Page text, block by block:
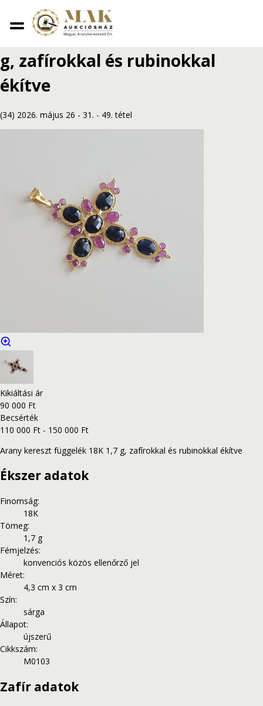
Arany kereszt függelék 18K 1,7
g, zafírokkal és rubinokkal
ékítve
(34) 2026. május 26 - 31. - 49. tétel
Kikiáltási ár
90 000 Ft
Becsérték
110 000 Ft - 150 000 Ft
Arany kereszt függelék 18K 1,7 g, zafírokkal és rubinokkal ékítve
Ékszer adatok
Finomság:
18K
Tömeg:
1,7 g
Fémjelzés:
konvenciós közös ellenőrző jel
Méret:
4,3 cm x 3 cm
Szín:
sárga
Állapot:
újszerű
Cikkszám:
M0103
Zafír adatok